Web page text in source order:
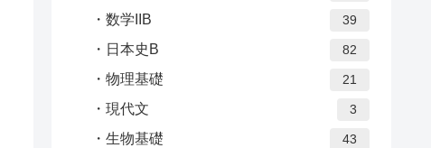
数学IIB 39
日本史B 82
物理基礎 21
現代文 3
生物基礎 43